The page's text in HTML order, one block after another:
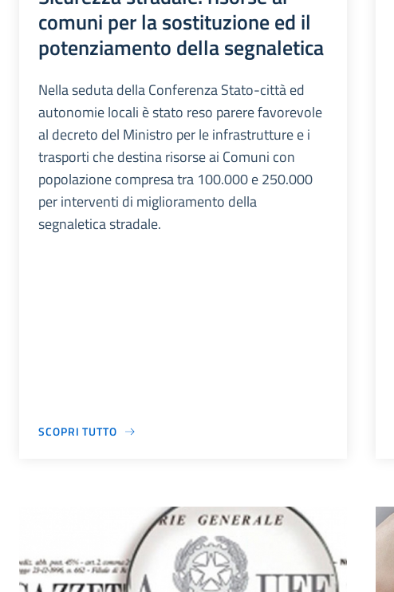
comuni per la sostituzione ed il
potenziamento della segnaletica
Nella seduta della Conferenza Stato-città ed
autonomie locali è stato reso parere favorevole
al decreto del Ministro per le infrastrutture e i
trasporti che destina risorse ai Comuni con
popolazione compresa tra 100.000 e 250.000
per interventi di miglioramento della
segnaletica stradale.
SCOPRI TUTTO